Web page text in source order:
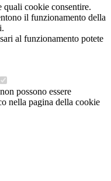
quali cookie consentire.
il funzionamento della
al funzionamento potete
possono essere
nella pagina della cookie